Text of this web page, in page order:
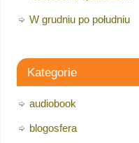
W grudniu po południu
Kategorie
audiobook
blogosfera